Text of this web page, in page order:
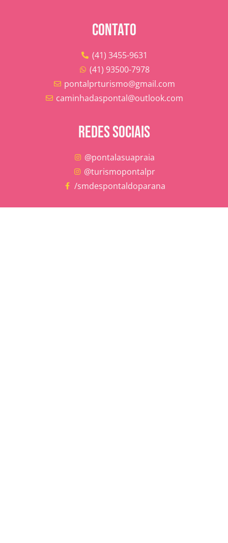
CONTATO
(41) 3455-9631
(41) 93500-7978
pontalprturismo@gmail.com
caminhadaspontal@outlook.com
REDES SOCIAIS
@pontalasuapraia
@turismopontalpr
/smdespontaldoparana